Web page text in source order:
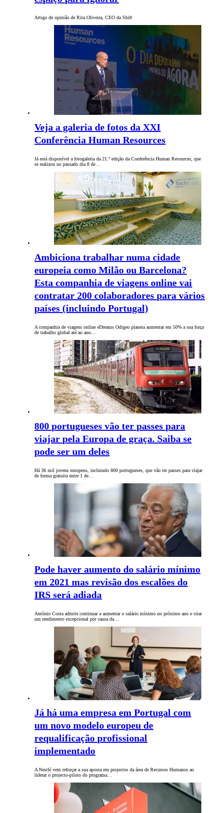
Artigo de opinião de Rita Oliveira, CEO da Shift
Veja a galeria de fotos da XXI
Conferência Human Resources
Já está disponível a fotogaleria da 21.ª edição da Conferência Human Resources, que
se realizou no passado dia 8 de…
Ambiciona trabalhar numa cidade
europeia como Milão ou Barcelona?
Esta companhia de viagens online vai
contratar 200 colaboradores para vários
países (incluindo Portugal)
A companhia de viagens online eDreams Odigeo planeia aumentar em 50% a sua força
de trabalho global até ao ano…
800 portugueses vão ter passes para
viajar pela Europa de graça. Saiba se
pode ser um deles
Há 36 mil jovens europeus, incluindo 800 portugueses, que vão ter passes para viajar
de forma gratuita entre 1 de…
Pode haver aumento do salário mínimo
em 2021 mas revisão dos escalões do
IRS será adiada
António Costa admite continuar a aumentar o salário mínimo no próximo ano e criar
um rendimento excepcional por causa da…
Já há uma empresa em Portugal com
um novo modelo europeu de
requalificação profissional
implementado
A Nestlé vem reforçar a sua aposta em projectos da área de Recursos Humanos ao
liderar o projecto-piloto do programa…